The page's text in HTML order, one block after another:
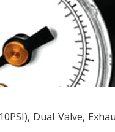
Dual Valve,